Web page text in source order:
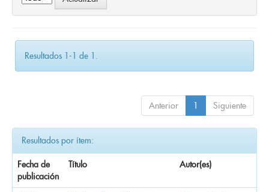
Resultados 1-1 de 1.
Anterior 1 Siguiente
Resultados por ítem:
Fecha de
publicación
Título Autor(es)